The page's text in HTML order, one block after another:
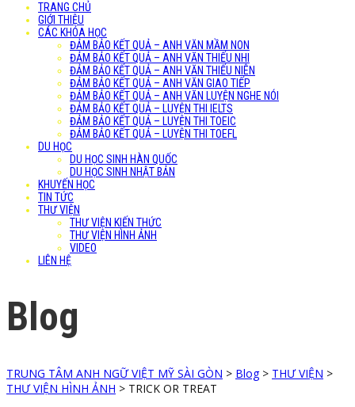
TRANG CHỦ
GIỚI THIỆU
CÁC KHÓA HỌC
ĐẢM BẢO KẾT QUẢ – ANH VĂN MẦM NON
ĐẢM BẢO KẾT QUẢ – ANH VĂN THIẾU NHI
ĐẢM BẢO KẾT QUẢ – ANH VĂN THIẾU NIÊN
ĐẢM BẢO KẾT QUẢ – ANH VĂN GIAO TIẾP
ĐẢM BẢO KẾT QUẢ – ANH VĂN LUYỆN NGHE NÓI
ĐẢM BẢO KẾT QUẢ – LUYỆN THI IELTS
ĐẢM BẢO KẾT QUẢ – LUYỆN THI TOEIC
ĐẢM BẢO KẾT QUẢ – LUYỆN THI TOEFL
DU HỌC
DU HỌC SINH HÀN QUỐC
DU HỌC SINH NHẬT BẢN
KHUYẾN HỌC
TIN TỨC
THƯ VIỆN
THƯ VIỆN KIẾN THỨC
THƯ VIỆN HÌNH ẢNH
VIDEO
LIÊN HỆ
Blog
TRUNG TÂM ANH NGỮ VIỆT MỸ SÀI GÒN > Blog> THƯ VIỆN >
THƯ VIỆN HÌNH ẢNH > TRICK OR TREAT